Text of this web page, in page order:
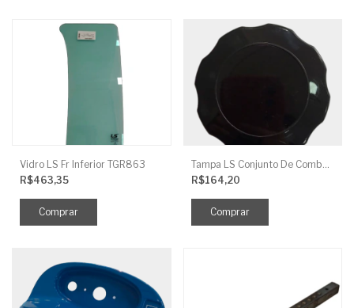
Vidro LS Fr Inferior TGR863
R$463,35
R$164,20